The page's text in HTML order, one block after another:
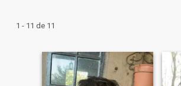
1 - 11 de 11